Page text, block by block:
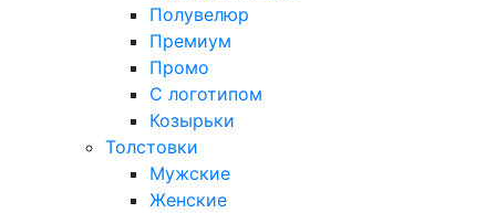
Полувелюр
Премиум
Промо
С логотипом
Козырьки
Толстовки
Мужские
Женские